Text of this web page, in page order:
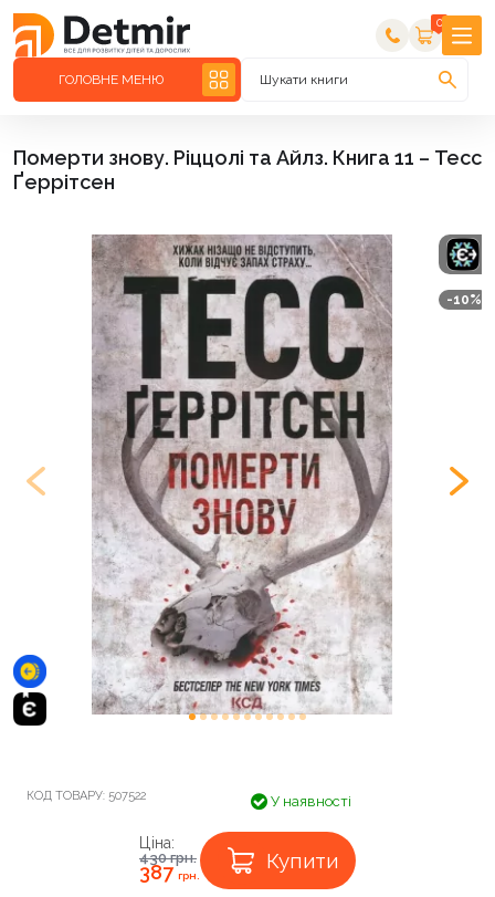
0
ГОЛОВНЕ МЕНЮ Шукати книги
Померти знову. Ріццолі та Айлз. Книга 11 – Тесс
Ґеррітсен
-10%
КОД ТОВАРУ: 507522 У наявності
Ціна:
430грн.
387грн.
Купити